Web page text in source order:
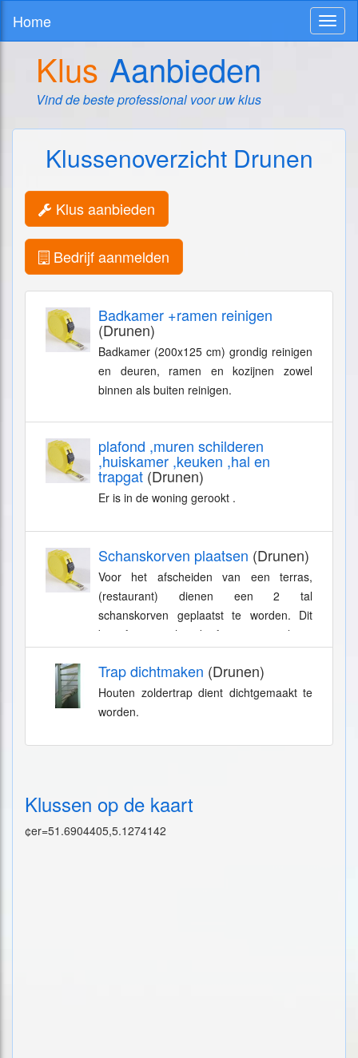
Home
Klus Aanbieden
Vind de beste professional voor uw klus
Klussenoverzicht Drunen
Klus aanbieden
Bedrijf aanmelden
Badkamer +ramen reinigen
(Drunen)
Badkamer (200x125 cm) grondig reinigen
en deuren, ramen en kozijnen zowel
binnen als buiten reinigen.
plafond ,muren schilderen
,huiskamer ,keuken ,hal en
trapgat (Drunen)
Er is in de woning gerookt .
Schanskorven plaatsen (Drunen)
Voor het afscheiden van een terras,
(restaurant) dienen een 2 tal
schanskorven geplaatst te worden. Dit
betreft een schanskorf van 4 mtr lang,
schanskorf van...
Trap dichtmaken (Drunen)
Houten zoldertrap dient dichtgemaakt te
worden.
Klussen op de kaart
¢er=51.6904405,5.1274142